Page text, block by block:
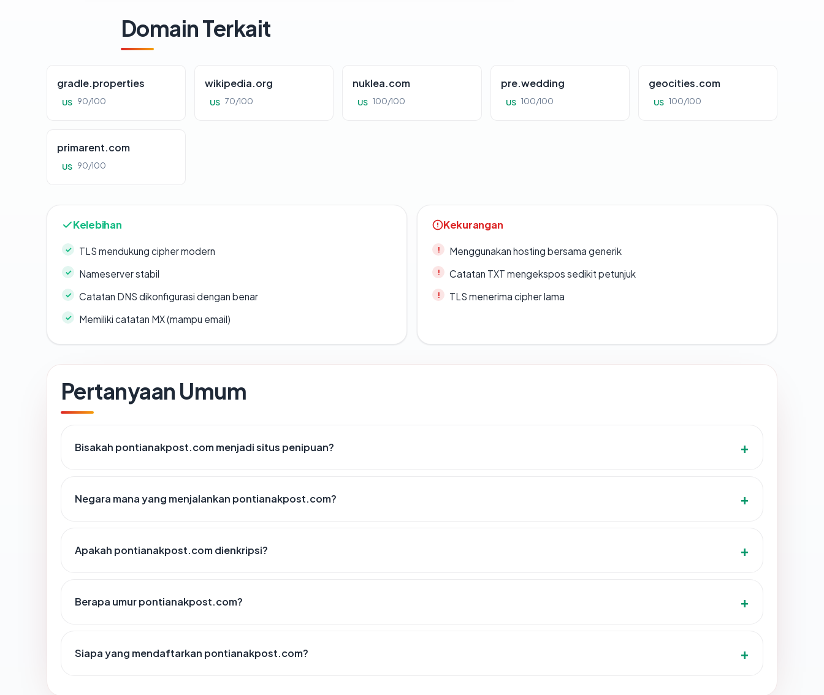
Domain Terkait
gradle.properties
US 90/100
wikipedia.org
US 70/100
nuklea.com
US 100/100
pre.wedding
US 100/100
geocities.com
US 100/100
primarent.com
US 90/100
Kelebihan
TLS mendukung cipher modern
Nameserver stabil
Catatan DNS dikonfigurasi dengan benar
Memiliki catatan MX (mampu email)
Kekurangan
Menggunakan hosting bersama generik
Catatan TXT mengekspos sedikit petunjuk
TLS menerima cipher lama
Pertanyaan Umum
Bisakah pontianakpost.com menjadi situs penipuan?
Negara mana yang menjalankan pontianakpost.com?
Apakah pontianakpost.com dienkripsi?
Berapa umur pontianakpost.com?
Siapa yang mendaftarkan pontianakpost.com?